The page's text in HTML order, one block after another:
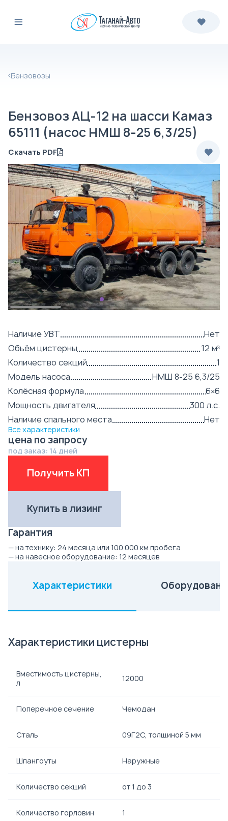
Бензовозы
Бензовоз АЦ-12 на шасси Камаз
65111 (насос НМШ 8-25 6,3/25)
Скачать PDF
Наличие УВТ
Нет
Объём цистерны
12 м³
Количество секций
1
Модель насоса
НМШ 8-25 6,3/25
Колёсная формула
6×6
Мощность двигателя
300 л.с.
Наличие спального места
Нет
Все характеристики
цена по запросу
под заказ: 14 дней
Получить КП
Купить в лизинг
Гарантия
— на технику: 24 месяца или 100 000 км пробега
— на навесное оборудование: 12 месяцев
Характеристики
Характеристики цистерны
Вместимость цистерны,
л
12000
Поперечное сечение Чемодан
Сталь 09Г2С, толщиной 5 мм
Шпангоуты Наружные
Количество секций от 1 до 3
Количество горловин 1